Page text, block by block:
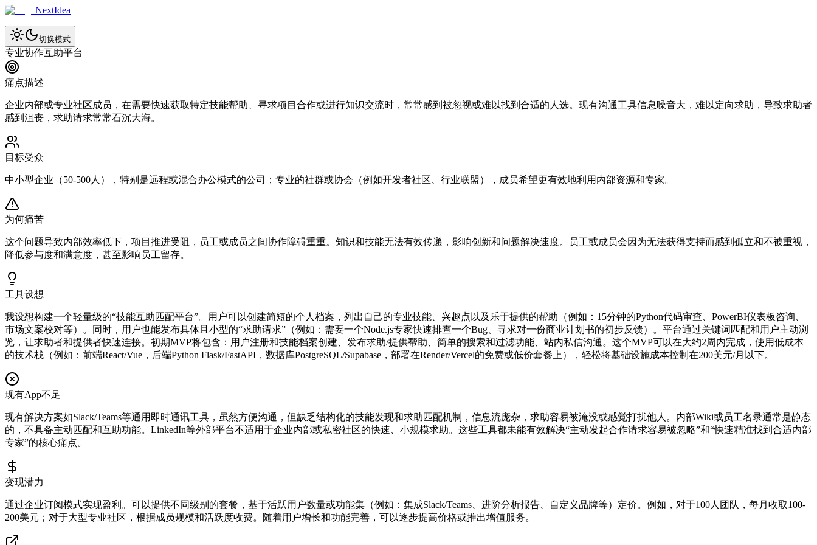
NextIdea
切换模式
专业协作互助平台
痛点描述
企业内部或专业社区成员，在需要快速获取特定技能帮助、寻求项目合作或进行知识交流时，常常感到被忽视或难以找到合适的人选。现有沟通工具信息噪音大，难以定向求助，导致求助者
感到沮丧，求助请求常常石沉大海。
目标受众
中小型企业（50-500人），特别是远程或混合办公模式的公司；专业的社群或协会（例如开发者社区、行业联盟），成员希望更有效地利用内部资源和专家。
为何痛苦
这个问题导致内部效率低下，项目推进受阻，员工或成员之间协作障碍重重。知识和技能无法有效传递，影响创新和问题解决速度。员工或成员会因为无法获得支持而感到孤立和不被重视，
降低参与度和满意度，甚至影响员工留存。
工具设想
我设想构建一个轻量级的“技能互助匹配平台”。用户可以创建简短的个人档案，列出自己的专业技能、兴趣点以及乐于提供的帮助（例如：15分钟的Python代码审查、PowerBI仪表板咨询、
市场文案校对等）。同时，用户也能发布具体且小型的“求助请求”（例如：需要一个Node.js专家快速排查一个Bug、寻求对一份商业计划书的初步反馈）。平台通过关键词匹配和用户主动浏
览，让求助者和提供者快速连接。初期MVP将包含：用户注册和技能档案创建、发布求助/提供帮助、简单的搜索和过滤功能、站内私信沟通。这个MVP可以在大约2周内完成，使用低成本
的技术栈（例如：前端React/Vue，后端Python Flask/FastAPI，数据库PostgreSQL/Supabase，部署在Render/Vercel的免费或低价套餐上），轻松将基础设施成本控制在200美元/月以下。
现有App不足
现有解决方案如Slack/Teams等通用即时通讯工具，虽然方便沟通，但缺乏结构化的技能发现和求助匹配机制，信息流庞杂，求助容易被淹没或感觉打扰他人。内部Wiki或员工名录通常是静态
的，不具备主动匹配和互助功能。LinkedIn等外部平台不适用于企业内部或私密社区的快速、小规模求助。这些工具都未能有效解决“主动发起合作请求容易被忽略”和“快速精准找到合适内部
专家”的核心痛点。
变现潜力
通过企业订阅模式实现盈利。可以提供不同级别的套餐，基于活跃用户数量或功能集（例如：集成Slack/Teams、进阶分析报告、自定义品牌等）定价。例如，对于100人团队，每月收取100-
200美元；对于大型专业社区，根据成员规模和活跃度收费。随着用户增长和功能完善，可以逐步提高价格或推出增值服务。